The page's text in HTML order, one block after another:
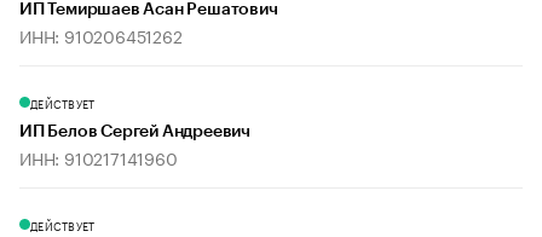
ИП Темиршаев Асан Решатович
ИНН: 910206451262
ДЕЙСТВУЕТ
ИП Белов Сергей Андреевич
ИНН: 910217141960
ДЕЙСТВУЕТ